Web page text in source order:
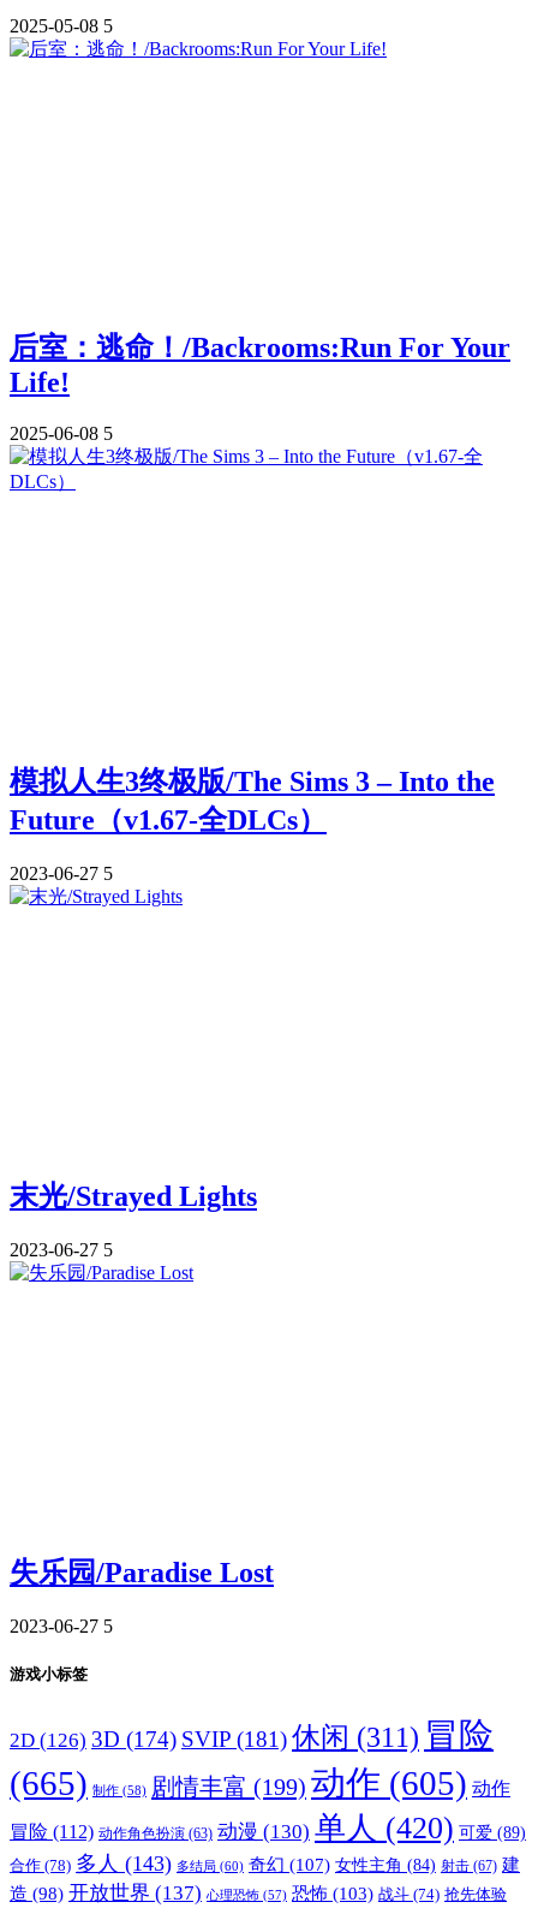
2025-05-08 5
后室：逃命！/Backrooms:Run For Your
Life!
2025-06-08 5
模拟人生3终极版/The Sims 3 – Into the
Future（v1.67-全DLCs）
2023-06-27 5
末光/Strayed Lights
2023-06-27 5
失乐园/Paradise Lost
2023-06-27 5
游戏小标签
2D (126) 3D (174) SVIP (181)休闲 (311) 冒险
(665) 制作 (58) 剧情丰富 (199) 动作 (605) 动作
冒险 (112) 动作角色扮演 (63) 动漫 (130) 单人 (420) 可爱 (89)
合作 (78) 多人 (143) 多结局 (60) 奇幻 (107) 女性主角 (84) 射击 (67) 建
造 (98) 开放世界 (137) 心理恐怖 (57) 恐怖 (103) 战斗 (74) 抢先体验